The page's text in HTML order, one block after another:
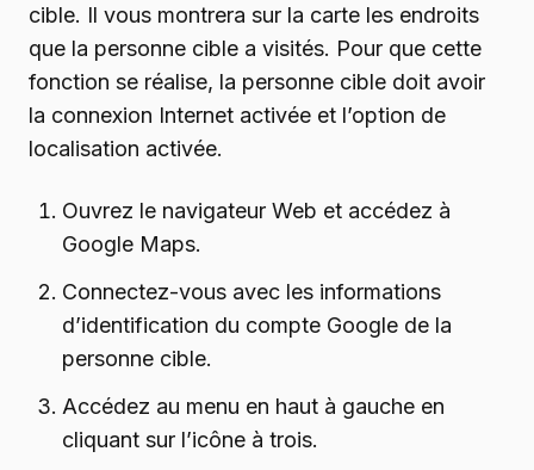
cible. Il vous montrera sur la carte les endroits
que la personne cible a visités. Pour que cette
fonction se réalise, la personne cible doit avoir
la connexion Internet activée et l’option de
localisation activée.
Ouvrez le navigateur Web et accédez à
Google Maps.
Connectez-vous avec les informations
d’identification du compte Google de la
personne cible.
Accédez au menu en haut à gauche en
cliquant sur l’icône à trois.